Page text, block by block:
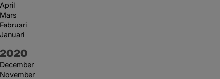
April
Mars
Februari
Januari
År:
2020
December
November